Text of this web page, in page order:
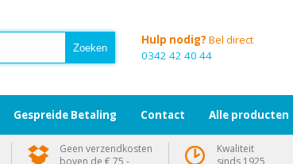
Hulp nodig? Bel direct
0342 42 40 44
Gespreide Betaling Contact Alle producten
Geen verzendkosten
boven de € 75,-
Kwaliteit
sinds 1925